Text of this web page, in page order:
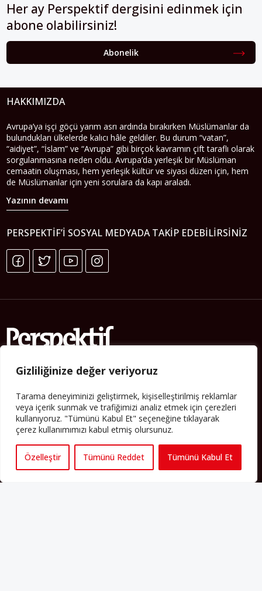
Gizliliğinize değer veriyoruz
Tarama deneyiminizi geliştirmek, kişiselleştirilmiş reklamlar
veya içerik sunmak ve trafiğimizi analiz etmek için çerezleri
kullanıyoruz. "Tümünü Kabul Et" seçeneğine tıklayarak
çerez kullanımımızı kabul etmiş olursunuz.
Özelleştir Tümünü Reddet Tümünü Kabul Et
Her ay Perspektif dergisini edinmek için
abone olabilirsiniz!
Abonelik
HAKKIMIZDA
Avrupa’ya işçi göçü yarım asrı ardında bırakırken Müslümanlar da
bulundukları ülkelerde kalıcı hâle geldiler. Bu durum “vatan”,
“aidiyet”, “İslam” ve “Avrupa” gibi birçok kavramın çift taraflı olarak
sorgulanmasına neden oldu. Avrupa’da yerleşik bir Müslüman
cemaatin oluşması, hem yerleşik kültür ve siyasi düzen için, hem
de Müslümanlar için yeni sorulara da kapı araladı.
Yazının devamı
PERSPEKTIF’I SOSYAL MEDYADA TAKIP EDEBILIRSINIZ
Yorum Kuralları
Abonelik
Hakkımızda
İş İlanları